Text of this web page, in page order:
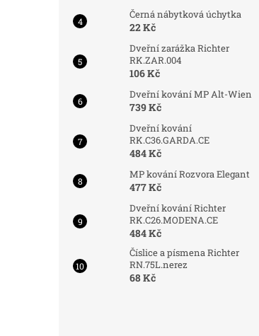
Černá nábytková úchytka
22 Kč
Dveřní zarážka Richter
RK.ZAR.004
106 Kč
Dveřní kování MP Alt-Wien
739 Kč
Dveřní kování
RK.C36.GARDA.CE
484 Kč
MP kování Rozvora Elegant
477 Kč
Dveřní kování Richter
RK.C26.MODENA.CE
484 Kč
Číslice a písmena Richter
RN.75L.nerez
68 Kč